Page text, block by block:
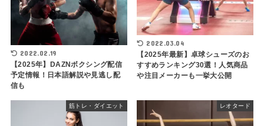
2022.02.19
【2025年】DAZNボクシング配信
予定情報！日本語解説や見逃し配
信も
2022.03.04
【2025年最新】卓球シューズのお
すすめランキング30選！人気商品
や注目メーカーも一挙大公開
筋トレ・ダイエット レオタード